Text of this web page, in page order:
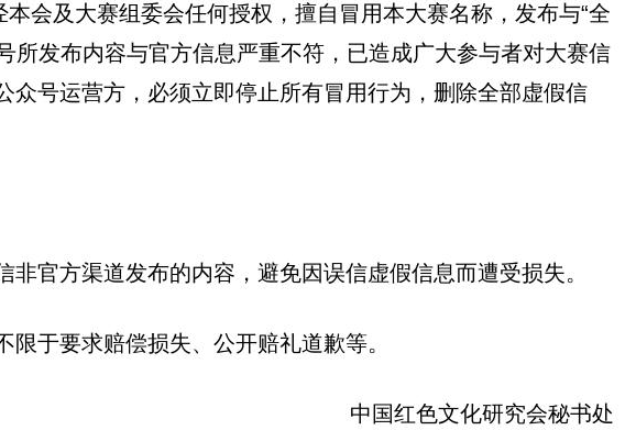
会及大赛组委会任何授权，擅自冒用本大赛名称，发布与“全
所发布内容与官方信息严重不符，已造成广大参与者对大赛信
号运营方，必须立即停止所有冒用行为，删除全部虚假信
官方渠道发布的内容，避免因误信虚假信息而遭受损失。
于要求赔偿损失、公开赔礼道歉等。
中国红色文化研究会秘书处